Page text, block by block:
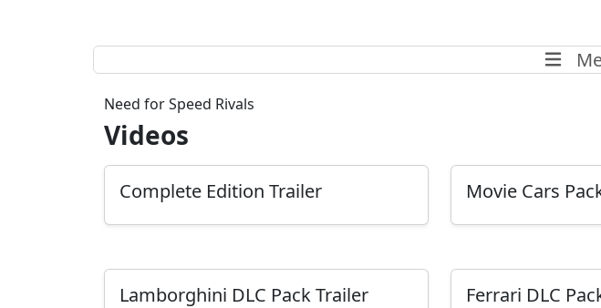
Need for Speed Rivals
Videos
Complete Edition Trailer Movie Cars
Lamborghini DLC Pack Trailer Ferrari DLC